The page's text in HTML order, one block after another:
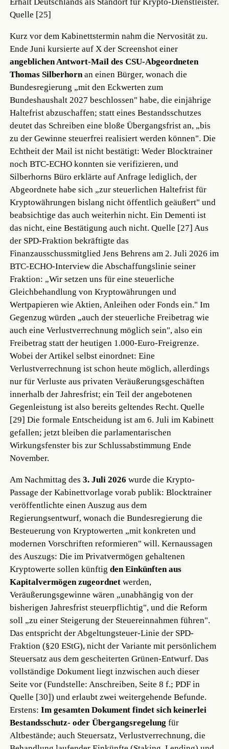
Quelle [25]
Kurz vor dem Kabinettstermin nahm die Nervosität zu.
Ende Juni kursierte auf X der Screenshot einer
angeblichen Antwort-Mail des CSU-Abgeordneten
Thomas Silberhornan einen Bürger, wonach die
Bundesregierung „mit den Eckwerten zum
Bundeshaushalt 2027 beschlossen" habe, die einjährige
Haltefrist abzuschaffen; statt eines Bestandsschutzes
deutet das Schreiben eine bloße Übergangsfrist an, „bis
zu der Gewinne steuerfrei realisiert werden können". Die
Echtheit der Mail ist nicht bestätigt: Weder Blocktrainer
noch BTC-ECHO konnten sie verifizieren, und
Silberhorns Büro erklärte auf Anfrage lediglich, der
Abgeordnete habe sich „zur steuerlichen Haltefrist für
Kryptowährungen bislang nicht öffentlich geäußert" und
beabsichtige das auch weiterhin nicht. Ein Dementi ist
das nicht, eine Bestätigung auch nicht.Quelle [27] Aus
der SPD-Fraktion bekräftigte das
Finanzausschussmitglied Jens Behrens am 2. Juli 2026 im
BTC-ECHO-Interview die Abschaffungslinie seiner
Fraktion: „Wir setzen uns für eine steuerliche
Gleichbehandlung von Kryptowährungen und
Wertpapieren wie Aktien, Anleihen oder Fonds ein." Im
Gegenzug würden „auch der steuerliche Freibetrag wie
auch eine Verlustverrechnung möglich sein", also ein
Freibetrag statt der heutigen 1.000-Euro-Freigrenze.
Wobei der Artikel selbst einordnet: Eine
Verlustverrechnung ist schon heute möglich, allerdings
nur für Verluste aus privaten Veräußerungsgeschäften
innerhalb der Jahresfrist; ein Teil der angebotenen
Gegenleistung ist also bereits geltendes Recht.Quelle
[29] Die formale Entscheidung ist am 6. Juli im Kabinett
gefallen; jetzt bleiben die parlamentarischen
Wirkungsfenster bis zur Schlussabstimmung Ende
November.
Am Nachmittag des3. Juli 2026 wurde die Krypto-
Passage der Kabinettvorlage vorab publik: Blocktrainer
veröffentlichte einen Auszug aus dem
Regierungsentwurf, wonach die Bundesregierung die
Besteuerung von Kryptowerten „mit konkreten und
modernen Vorschriften reformieren" will. Kernaussagen
des Auszugs: Die im Privatvermögen gehaltenen
Kryptowerte sollen künftigden Einkünften aus
Kapitalvermögen zugeordnet werden,
Veräußerungsgewinne wären „unabhängig von der
bisherigen Jahresfrist steuerpflichtig", und die Reform
soll „zu einer Steigerung der Steuereinnahmen führen".
Das entspricht der Abgeltungsteuer-Linie der SPD-
Fraktion (§20 EStG), nicht der Variante mit persönlichem
Steuersatz aus dem gescheiterten Grünen-Entwurf. Das
vollständige Dokument liegt inzwischen auch dieser
Seite vor (Fundstelle: Anschreiben, Seite 8 f.; PDF in
Quelle [30]) und erlaubt zwei weitergehende Befunde.
Erstens:Im gesamten Dokument findet sich keinerlei
Bestandsschutz- oder Übergangsregelung für
Altbestände; auch Steuersatz, Verlustverrechnung, die